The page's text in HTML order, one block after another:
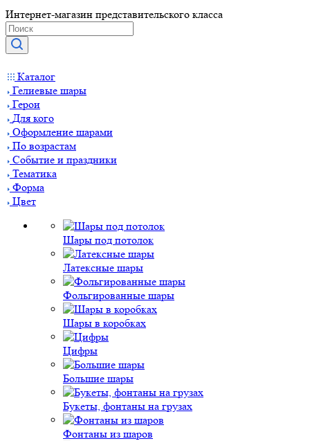
Интернет-магазин представительского класса
Каталог
Гелиевые шары
Герои
Для кого
Оформление шарами
По возрастам
Событие и праздники
Тематика
Форма
Цвет
Шары под потолок
Латексные шары
Фольгированные шары
Шары в коробках
Цифры
Большие шары
Букеты, фонтаны на грузах
Фонтаны из шаров